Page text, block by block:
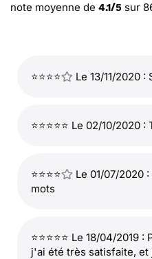
note moyenne de 4.1/5 sur
⭐⭐⭐⭐ Le 13/11/2020 :
⭐⭐⭐⭐⭐ Le 02/10/2020
⭐⭐⭐⭐
Le 01/07/2020
mots
⭐⭐⭐⭐⭐ Le 18/04/
j'ai été très satisfaite,